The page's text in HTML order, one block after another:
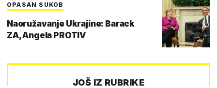
OPASAN SUKOB
Naoružavanje Ukrajine: Barack
ZA, Angela PROTIV
JOŠ IZ RUBRIKE